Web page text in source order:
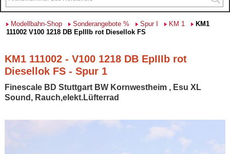
Modellbahn-Shop Sonderangebote % Spur I KM 1
KM1
111002 V100 1218 DB EpIIIb rot Diesellok FS
KM1 111002 - V100 1218 DB EpIIIb rot
Diesellok FS - Spur 1
Finescale BD Stuttgart BW Kornwestheim , Esu XL
Sound, Rauch,elekt.Lüfterrad